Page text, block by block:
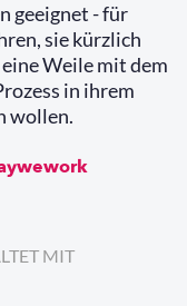
geeignet - für
sie kürzlich
Weile mit dem
in ihrem
wollen.
MIT